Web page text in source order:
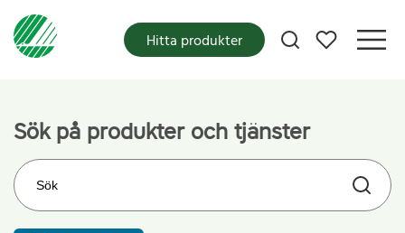
Mina favoriter
Hitta produkter
Sök på produkter och tjänster
Sök på webbplatsen